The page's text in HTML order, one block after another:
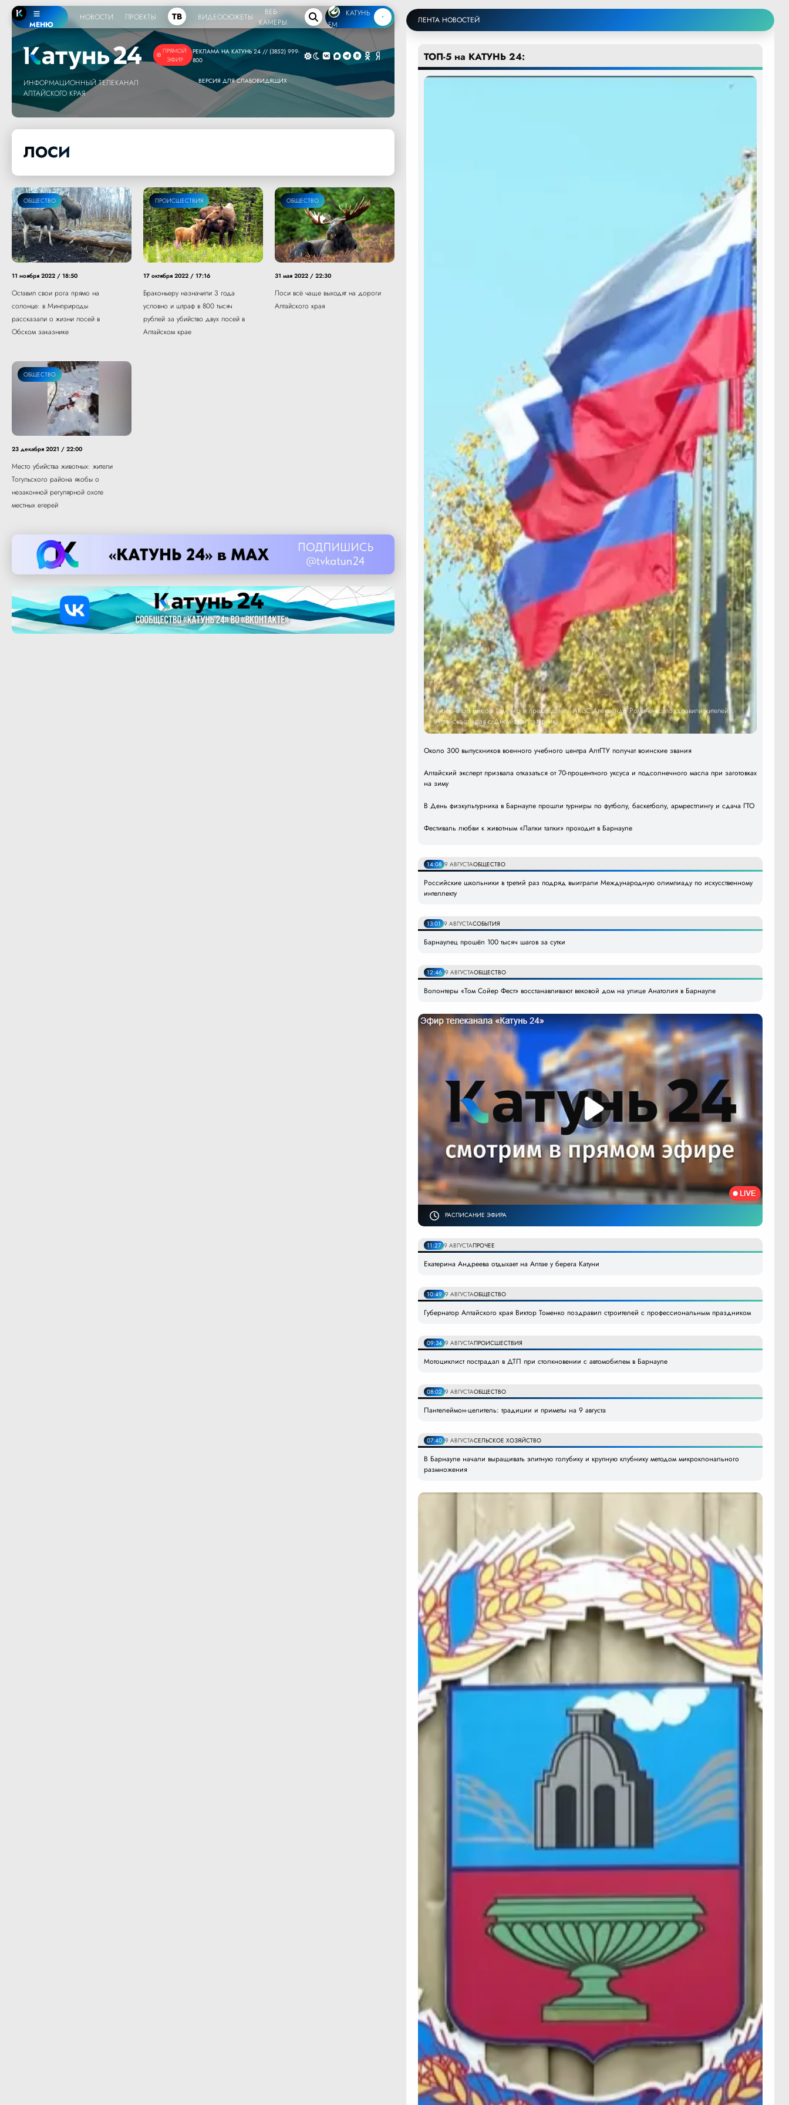
МЕНЮ
НОВОСТИ ПРОЕКТЫ ТВ ВИДЕОСЮЖЕТЫ
ВЕБ-
КАМЕРЫ
КАТУНЬ
FM
ПРЯМОЙ
ЭФИР
ИНФОРМАЦИОННЫЙ ТЕЛЕКАНАЛ
АЛТАЙСКОГО КРАЯ
РЕКЛАМА НА КАТУНЬ 24 // (3852) 999-
800
ВЕРСИЯ ДЛЯ СЛАБОВИДЯЩИХ
ЛОСИ
ОБЩЕСТВО
11 ноября 2022 / 18:50
Оставил свои рога прямо на
солонце: в Минприроды
рассказали о жизни лосей в
Обском заказнике
ПРОИСШЕСТВИЯ
17 октября 2022 / 17:16
Браконьеру назначили 3 года
условно и штраф в 800 тысяч
рублей за убийство двух лосей в
Алтайском крае
ОБЩЕСТВО
31 мая 2022 / 22:30
Лоси всё чаще выходят на дороги
Алтайского края
ОБЩЕСТВО
23 декабря 2021 / 22:00
Место убийства животных: жители
Тогульского района якобы о
незаконной регулярной охоте
местных егерей
ЛЕНТА НОВОСТЕЙ
ТОП-5 на КАТУНЬ 24:
Губернатор Виктор Томенко и председатель АКЗС Александр Романенко поздравили жителей
Алтайского края с Днем физкультурника
Около 300 выпускников военного учебного центра АлтГТУ получат воинские звания
Алтайский эксперт призвала отказаться от 70-процентного уксуса и подсолнечного масла при заготовках
на зиму
В День физкультурника в Барнауле прошли турниры по футболу, баскетболу, армрестлингу и сдача ГТО
Фестиваль любви к животным «Лапки тапки» проходит в Барнауле
14:08 9 АВГУСТАОБЩЕСТВО
Российские школьники в третий раз подряд выиграли Международную олимпиаду по искусственному
интеллекту
13:01 9 АВГУСТАСОБЫТИЯ
Барнаулец прошёл 100 тысяч шагов за сутки
12:46 9 АВГУСТАОБЩЕСТВО
Волонтеры «Том Сойер Фест» восстанавливают вековой дом на улице Анатолия в Барнауле
РАСПИСАНИЕ ЭФИРА
11:27 9 АВГУСТАПРОЧЕЕ
Екатерина Андреева отдыхает на Алтае у берега Катуни
10:49 9 АВГУСТАОБЩЕСТВО
Губернатор Алтайского края Виктор Томенко поздравил строителей с профессиональным праздником
09:34 9 АВГУСТАПРОИСШЕСТВИЯ
Мотоциклист пострадал в ДТП при столкновении с автомобилем в Барнауле
08:02 9 АВГУСТАОБЩЕСТВО
Пантелеймон-целитель: традиции и приметы на 9 августа
07:40 9 АВГУСТАСЕЛЬСКОЕ ХОЗЯЙСТВО
В Барнауле начали выращивать элитную голубику и крупную клубнику методом микроклонального
размножения